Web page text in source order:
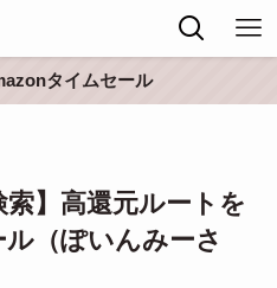
タイムセール
索】高還元ルートを
（ぽいんみーさ